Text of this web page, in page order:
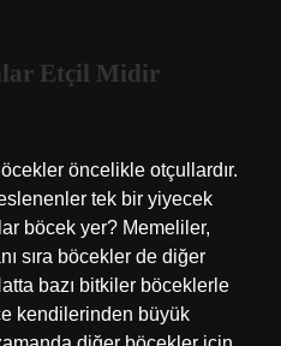
Etçil Midir
öncelikle otçullardır.
tek bir yiyecek
böcek yer? Memeliler,
sıra böcekler de diğer
bazı bitkiler böceklerle
kendilerinden büyük